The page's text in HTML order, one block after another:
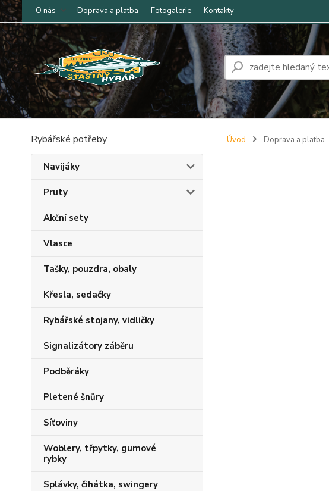
O nás Doprava a platba Fotogalerie Kontakty
Rybářské potřeby
Navijáky
Pruty
Akční sety
Vlasce
Tašky, pouzdra, obaly
Křesla, sedačky
Rybářské stojany, vidličky
Signalizátory záběru
Podběráky
Pletené šnůry
Síťoviny
Woblery, třpytky, gumové
rybky
Splávky, čihátka, swingery
Úvod Doprava a platba